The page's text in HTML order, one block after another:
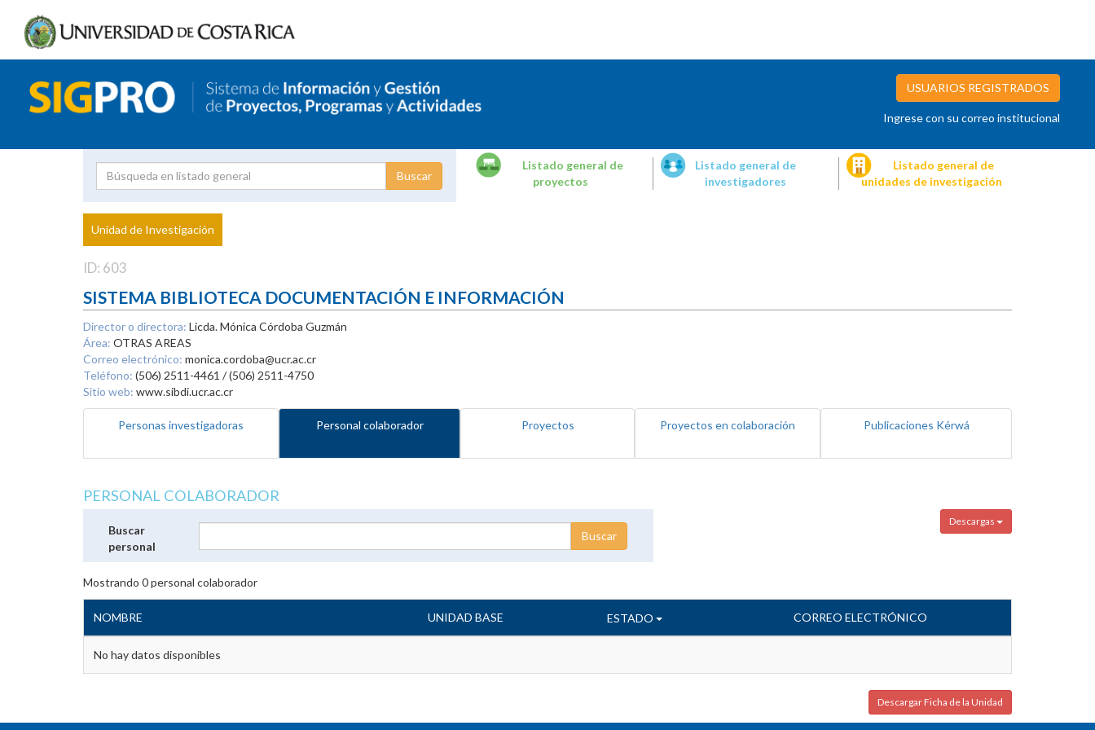
USUARIOS REGISTRADOS
Ingrese con su correo institucional
Proyecto
Investigador
Listado general de
proyectos
Listado general de
investigadores
Listado general de
unidades de investigación
Unidad de Investigación
ID: 603
SISTEMA BIBLIOTECA DOCUMENTACIÓN E INFORMACIÓN
Director o directora: Licda. Mónica Córdoba Guzmán
Área: OTRAS AREAS
Correo electrónico: monica.cordoba@ucr.ac.cr
Teléfono: (506) 2511-4461 / (506) 2511-4750
Sitio web: www.sibdi.ucr.ac.cr
Personas investigadoras Personal colaborador Proyectos Proyectos en colaboración Publicaciones Kérwá
PERSONAL COLABORADOR
Descargas
Buscar
personal
Mostrando 0personal colaborador
NOMBRE UNIDAD BASE ESTADO CORREO ELECTRÓNICO
No hay datos disponibles
Descargar Ficha de la Unidad